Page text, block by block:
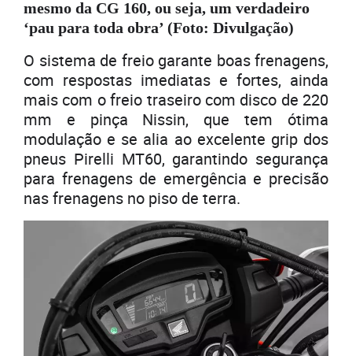
mesmo da CG 160, ou seja, um verdadeiro
‘pau para toda obra’ (Foto: Divulgação)
O sistema de freio garante boas frenagens,
com respostas imediatas e fortes, ainda
mais com o freio traseiro com disco de 220
mm e pinça Nissin, que tem ótima
modulação e se alia ao excelente grip dos
pneus Pirelli MT60, garantindo segurança
para frenagens de emergência e precisão
nas frenagens no piso de terra.